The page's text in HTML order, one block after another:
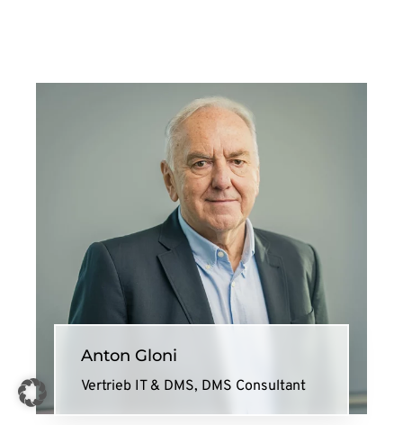
Anton Gloni
Vertrieb IT & DMS, DMS Consultant